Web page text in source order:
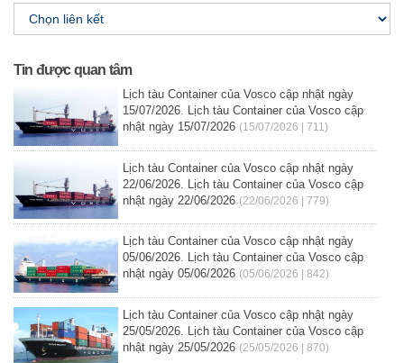
Tin được quan tâm
Lịch tàu Container của Vosco cập nhật ngày
15/07/2026. Lịch tàu Container của Vosco cập
nhật ngày 15/07/2026 (15/07/2026 | 711)
Lịch tàu Container của Vosco cập nhật ngày
22/06/2026. Lịch tàu Container của Vosco cập
nhật ngày 22/06/2026 (22/06/2026 | 779)
Lịch tàu Container của Vosco cập nhật ngày
05/06/2026. Lịch tàu Container của Vosco cập
nhật ngày 05/06/2026 (05/06/2026 | 842)
Lịch tàu Container của Vosco cập nhật ngày
25/05/2026. Lịch tàu Container của Vosco cập
nhật ngày 25/05/2026 (25/05/2026 | 870)